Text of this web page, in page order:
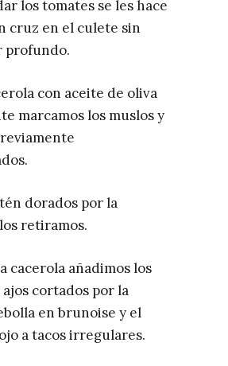
los tomates se les hace
cruz en el culete sin
profundo.
con aceite de oliva
marcamos los muslos y
dorados por la
retiramos.
cacerola añadimos los
cortados por la
en brunoise y el
a tacos irregulares.